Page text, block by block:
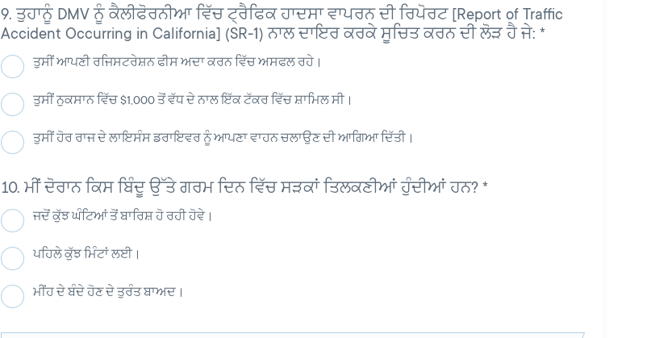
ਤੁਹਾਨੂੰ DMV ਨੂੰ ਕੈਲੀਫੋਰਨੀਆ ਵਿੱਚ ਟ੍ਰੈਫਿਕ ਹਾਦਸਾ ਵਾਪਰਨ ਦੀ ਰਿਪੋਰਟ [Report of Traffic
Accident Occurring in California] (SR-1) ਨਾਲ ਦਾਇਰ ਕਰਕੇ ਸੂਚਿਤ ਕਰਨ ਦੀ ਲੋੜ ਹੈ ਜੇ:*
ਤੁਸੀਂ ਆਪਣੀ ਰਜਿਸਟਰੇਸ਼ਨ ਫੀਸ ਅਦਾ ਕਰਨ ਵਿੱਚ ਅਸਫਲ ਰਹੇ।
ਤੁਸੀਂ ਨੁਕਸਾਨ ਵਿੱਚ $1,000 ਤੋਂ ਵੱਧ ਦੇ ਨਾਲ ਇੱਕ ਟੱਕਰ ਵਿੱਚ ਸ਼ਾਮਿਲ ਸੀ।
ਤੁਸੀਂ ਹੋਰ ਰਾਜ ਦੇ ਲਾਇਸੰਸ ਡਰਾਇਵਰ ਨੂੰ ਆਪਣਾ ਵਾਹਨ ਚਲਾਉਣ ਦੀ ਆਗਿਆ ਦਿੱਤੀ।
ਮੀਂ ਦੋਰਾਨ ਕਿਸ ਬਿੰਦੂ ਉੱਤੇ ਗਰਮ ਦਿਨ ਵਿੱਚ ਸੜਕਾਂ ਤਿਲਕਣੀਆਂ ਹੁੰਦੀਆਂ ਹਨ?*
ਜਦੋਂ ਕੁੱਝ ਘੰਟਿਆਂ ਤੋਂ ਬਾਰਿਸ਼ ਹੋ ਰਹੀ ਹੋਵੇ।
ਪਹਿਲੇ ਕੁੱਝ ਮਿੰਟਾਂ ਲਈ।
ਮੀਂਹ ਦੇ ਬੰਦੇ ਹੋਣ ਦੇ ਤੁਰੰਤ ਬਾਅਦ।